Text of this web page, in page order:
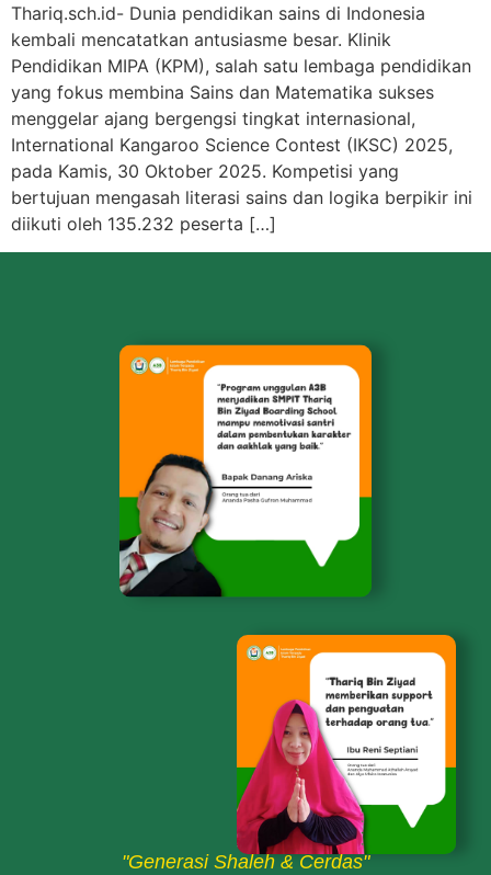
Thariq.sch.id- Dunia pendidikan sains di Indonesia
kembali mencatatkan antusiasme besar. Klinik
Pendidikan MIPA (KPM), salah satu lembaga pendidikan
yang fokus membina Sains dan Matematika sukses
menggelar ajang bergengsi tingkat internasional,
International Kangaroo Science Contest (IKSC) 2025,
pada Kamis, 30 Oktober 2025. Kompetisi yang
bertujuan mengasah literasi sains dan logika berpikir ini
diikuti oleh 135.232 peserta […]
"Generasi Shaleh & Cerdas"